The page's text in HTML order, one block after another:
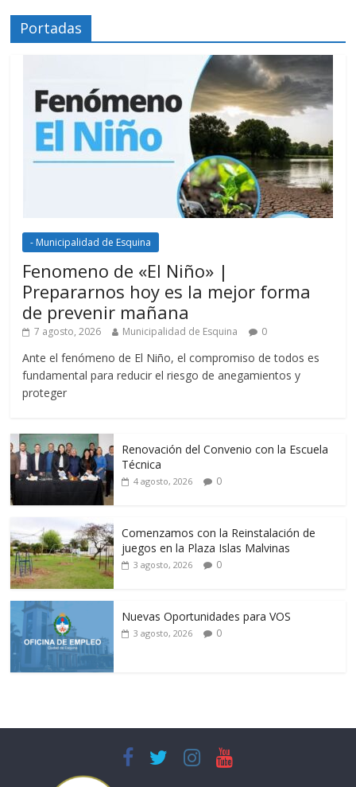
Portadas
- Municipalidad de Esquina
Fenomeno de «El Niño» |
Prepararnos hoy es la mejor forma
de prevenir mañana
7 agosto, 2026 Municipalidad de Esquina 0
Ante el fenómeno de El Niño, el compromiso de todos es
fundamental para reducir el riesgo de anegamientos y
proteger
Renovación del Convenio con la Escuela
Técnica
4 agosto, 2026 0
Comenzamos con la Reinstalación de
juegos en la Plaza Islas Malvinas
3 agosto, 2026 0
Nuevas Oportunidades para VOS
3 agosto, 2026 0